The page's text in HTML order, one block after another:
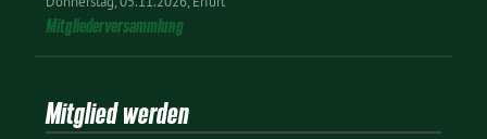
Mitgliederversammlung
Mitglied werden